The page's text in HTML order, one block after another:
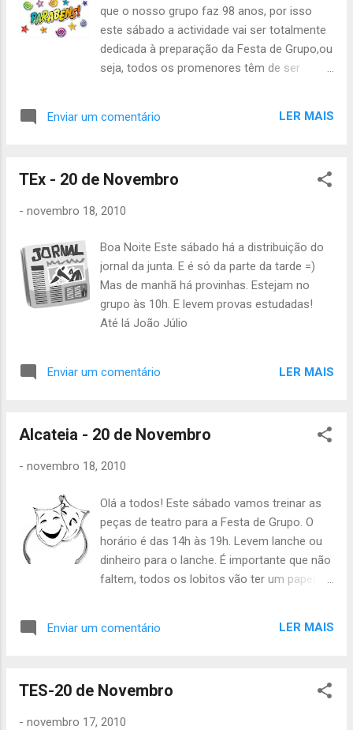
que o nosso grupo faz 98 anos, por isso
este sábado a actividade vai ser totalmente
dedicada à preparação da Festa de Grupo,ou
seja, todos os promenores têm de ser
(Carlota Cardoso, Catarina Oliveira, Bárbara
terminarmos as provas. Este sábado
guias e sub-guias têm de estar às 13h no
esqueçam de trazer lanche ou dinheiro e a
actividade acaba às 19h. Até sábado
Enviar um comentário LER MAIS
TEx - 20 de Novembro
- novembro 18, 2010
Boa Noite Este sábado há a distribuição do
jornal da junta. E é só da parte da tarde =)
Mas de manhã há provinhas. Estejam no
grupo às 10h. E levem provas estudadas!
Até lá João Júlio
Enviar um comentário LER MAIS
Alcateia - 20 de Novembro
- novembro 18, 2010
Olá a todos! Este sábado vamos treinar as
peças de teatro para a Festa de Grupo. O
horário é das 14h às 19h. Levem lanche ou
dinheiro para o lanche. É importante que não
faltem, todos os lobitos vão ter um papel
Enviar um comentário LER MAIS
TES-20 de Novembro
- novembro 17, 2010